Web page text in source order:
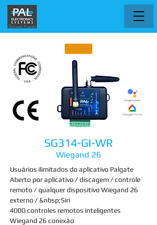
SG314-GI-WR
Wiegand 26
Usuários ilimitados do aplicativo Palgate
Aberto por aplicativo / discagem / controle
remoto / qualquer dispositivo Wiegand 26
externo / &nbsp;Siri
4000 controles remotos inteligentes
Wiegand 26 conexão